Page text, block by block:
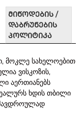
ᲛᲘᲬᲝᲓᲔᲑᲘᲡ /
ᲓᲐᲑᲠᲣᲜᲔᲑᲘᲡ
ᲞᲝᲚᲘᲢᲘᲙᲐ
მოკლე სახელოებით
ვისკოზის,
აერთიანებს
ხდის თბილი